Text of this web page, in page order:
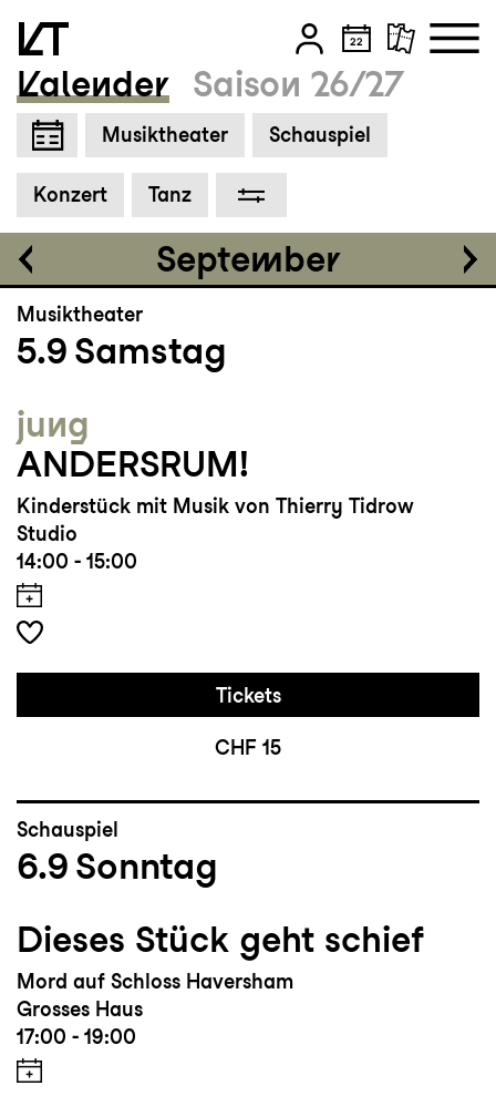
Zum Hauptinhalt springen
Zum Footer springen
Kalender Saison 26/27
Musiktheater Schauspiel
Konzert Tanz
September
Einführung 18:30
Tickets
CHF 35-75
Musiktheater
5.9 Samstag
jung
ANDERSRUM!
Kinderstück mit Musik von Thierry Tidrow
Studio
14:00 - 15:00
Tickets
CHF 15
Schauspiel
6.9 Sonntag
Dieses Stück geht schief
Mord auf Schloss Haversham
Grosses Haus
17:00 - 19:00